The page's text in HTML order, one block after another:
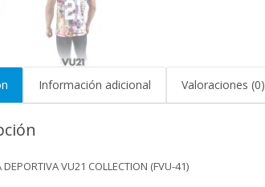
Información adicional Valoraciones (0)
DEPORTIVA VU21 COLLECTION (FVU-41)